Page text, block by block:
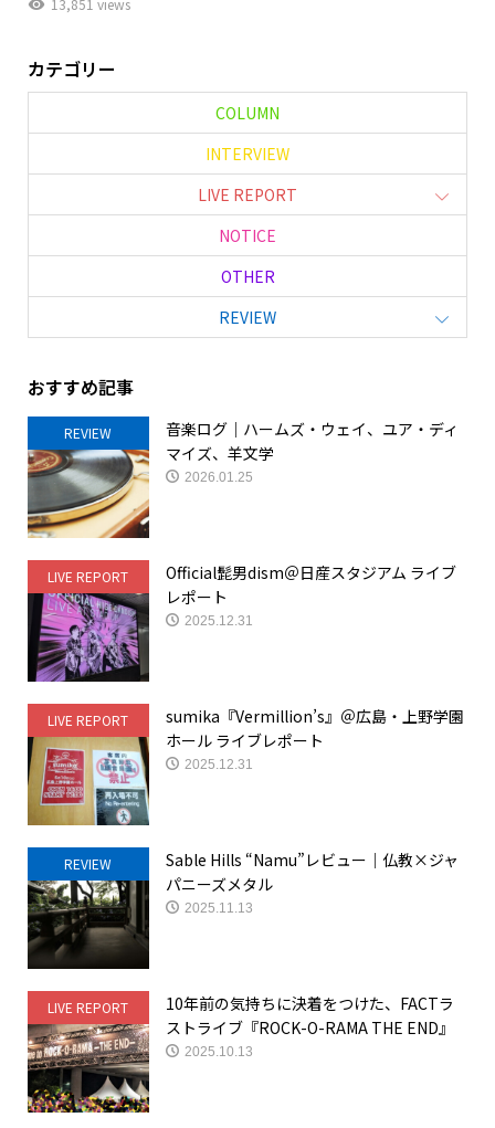
カテゴリー
COLUMN
INTERVIEW
LIVE REPORT
NOTICE
OTHER
REVIEW
おすすめ記事
REVIEW
音楽ログ｜ハームズ・ウェイ、ユア・ディ
マイズ、羊文学
2026.01.25
LIVE REPORT
Official髭男dism＠日産スタジアム ライブ
レポート
2025.12.31
LIVE REPORT
sumika『Vermillion’s』＠広島・上野学園
ホール ライブレポート
2025.12.31
REVIEW
Sable Hills “Namu”レビュー｜仏教×ジャ
パニーズメタル
2025.11.13
LIVE REPORT
10年前の気持ちに決着をつけた、FACTラ
ストライブ『ROCK-O-RAMA THE END』
2025.10.13